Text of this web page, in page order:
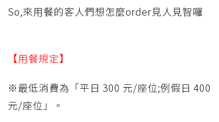
So,來用餐的客人們想怎麼order見人見智囉
【用餐規定】
※最低消費為「平日 300 元/座位;例假日 400
元/座位」。